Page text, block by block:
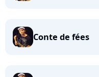
Conte de fées